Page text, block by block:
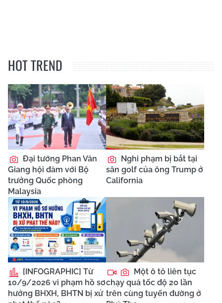
HOT TREND
Đại tướng Phan Văn
Giang hội đàm với Bộ
trưởng Quốc phòng
Malaysia
Nghi phạm bị bắt tại
sân golf của ông Trump ở
California
[INFOGRAPHIC] Từ
10/9/2026 vi phạm hồ sơ
hưởng BHXH, BHTN bị xử
Một ô tô liên tục
chạy quá tốc độ 20 lần
trên cùng tuyến đường ở